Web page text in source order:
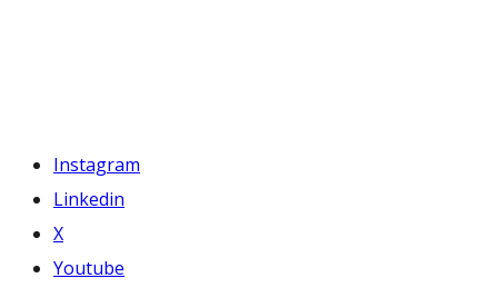
Instagram
Linkedin
X
Youtube